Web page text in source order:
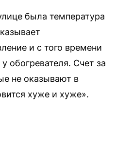
была температура
и с того времени
обогревателя. Счет за
не оказывают в
хуже и хуже».